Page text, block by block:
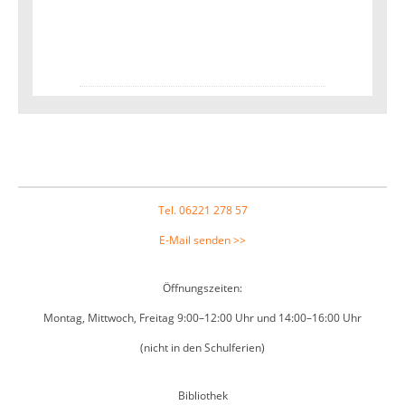
Tel. 06221 278 57
E-Mail senden >>
Öffnungszeiten:
Montag, Mittwoch, Freitag 9:00–12:00 Uhr und 14:00–16:00 Uhr
(nicht in den Schulferien)
Bibliothek